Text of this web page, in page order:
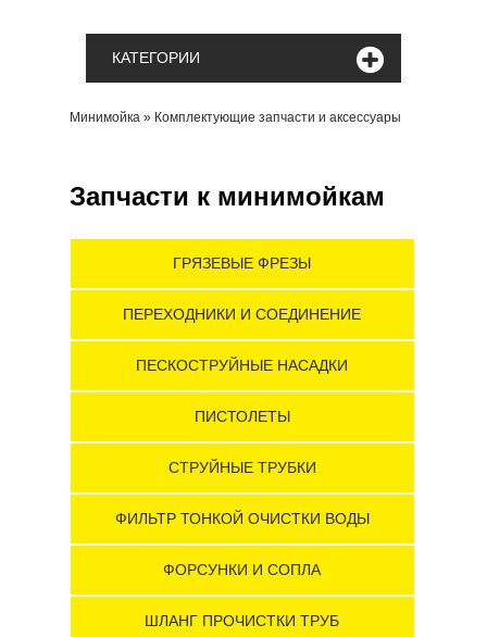
КАТЕГОРИИ
Минимойка » Комплектующие запчасти и аксессуары
Запчасти к минимойкам
ГРЯЗЕВЫЕ ФРЕЗЫ
ПЕРЕХОДНИКИ И СОЕДИНЕНИЕ
ПЕСКОСТРУЙНЫЕ НАСАДКИ
ПИСТОЛЕТЫ
СТРУЙНЫЕ ТРУБКИ
ФИЛЬТР ТОНКОЙ ОЧИСТКИ ВОДЫ
ФОРСУНКИ И СОПЛА
ШЛАНГ ПРОЧИСТКИ ТРУБ